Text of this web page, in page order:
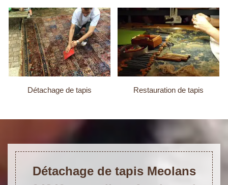
Détachage de tapis Restauration de tapis
Détachage de tapis Meolans